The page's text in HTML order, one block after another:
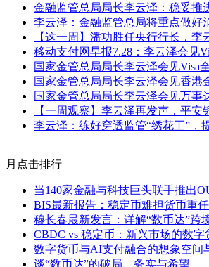
金融监管总局局长李云泽：稳妥推
李云泽：金融监管总局将重点做好
【这一周】潘功胜任央行行长，
移动支付网早报7.28：李云泽会见
国家金管总局局长李云泽会见Visa
国家金管总局局长李云泽会见香
国家金管总局局长李云泽会见万事
【一周观察】李云泽再发声，平
李云泽：练好穿透监管“绣花工”，
月点击排行
当140家金融与科技巨头联手推出
BIS最新报告：稳定币难担货币重
穆长春最新发言：详解“数币达”跨
CBDC vs 稳定币：新兴市场的数字
数字货币与AI支付融合的想象空间
谈“数币达”的破局、务实与希望